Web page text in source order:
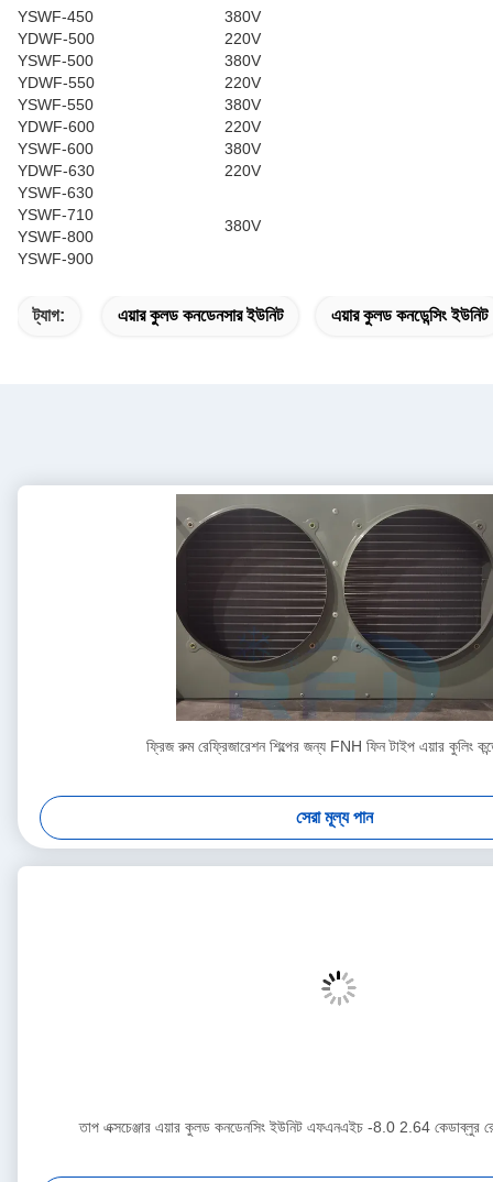
YSWF-450
380V
YDWF-500
220V
YSWF-500
380V
YDWF-550
220V
YSWF-550
380V
YDWF-600
220V
YSWF-600
380V
YDWF-630
220V
YSWF-630
380V
YSWF-710
YSWF-800
YSWF-900
ট্যাগ: এয়ার কুলড কনডেনসার ইউনিট এয়ার কুলড কনডেন্সিং ইউনিট
ফ্রিজ রুম রেফ্রিজারেশন শিল্পের জন্য FNH ফিন টাইপ এয়ার কুলিং
সেরা মূল্য পান
তাপ এক্সচেঞ্জার এয়ার কুলড কনডেনসিং ইউনিট এফএনএইচ -8.0 2.64 কেডাব্লুর